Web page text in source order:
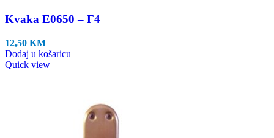
Kvaka E0650 – F4
12,50 KM
Dodaj u košaricu
Quick view